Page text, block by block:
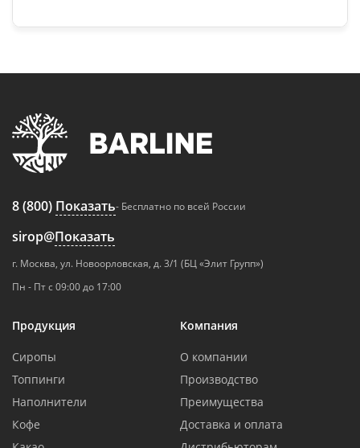
8 (800) Показать- Бесплатно по всей России
sirop@Показать
г. Москва, ул. Новоорловская, д. 3/1 (БЦ «Элит Групп»)
Пн - Пт с 09:00 до 17:00
Продукция
Сиропы
Топпинги
Наполнители
Кофе
Компания
О компании
Производство
Преимущества
Доставка и оплата